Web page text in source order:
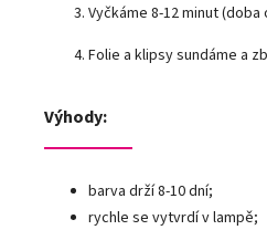
Vyčkáme 8-12 minut
Folie a klipsy sundáme a
Výhody:
barva drží 8-10 dní;
rychle se vytvrdí v lampě;